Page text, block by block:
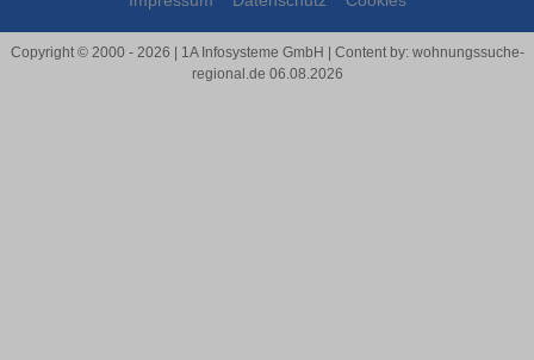
Copyright © 2000 - 2026 | 1A Infosysteme GmbH | Content by: wohnungssuche-
regional.de 06.08.2026